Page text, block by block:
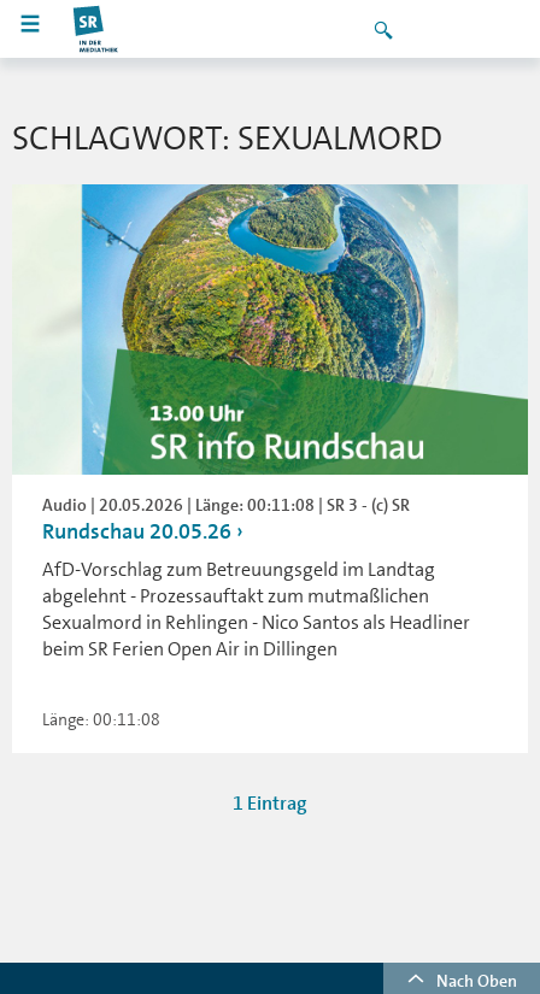
SCHLAGWORT: SEXUALMORD
Audio | 20.05.2026 | Länge: 00:11:08 | SR 3 - (c) SR
Rundschau 20.05.26
AfD-Vorschlag zum Betreuungsgeld im Landtag
abgelehnt - Prozessauftakt zum mutmaßlichen
Sexualmord in Rehlingen - Nico Santos als Headliner
beim SR Ferien Open Air in Dillingen
Länge: 00:11:08
1 Eintrag
Nach Oben